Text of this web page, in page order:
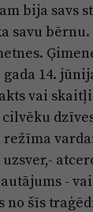
Dzīve
bija savs
savu bērnu.
gada 14.
vai
-
šīs